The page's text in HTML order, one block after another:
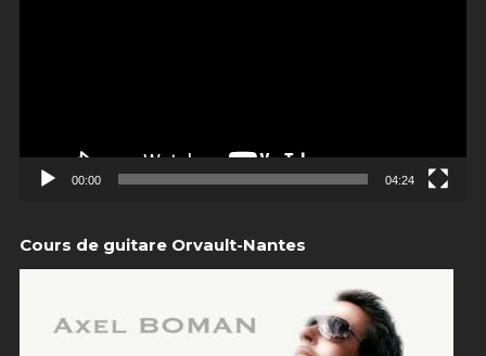
00:00 04:24
Cours de guitare Orvault-Nantes